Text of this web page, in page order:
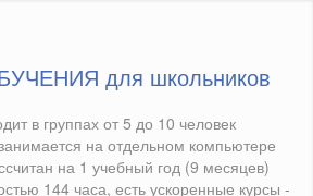
для школьников
в группах от 5 до 10 человек
на отдельном компьютере
на 1 учебный год (9 месяцев)
144 часа, есть ускоренные курсы -